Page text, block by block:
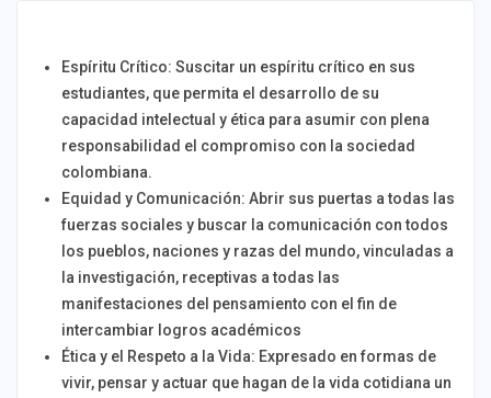
Espíritu Crítico: Suscitar un espíritu crítico en sus
estudiantes, que permita el desarrollo de su
capacidad intelectual y ética para asumir con plena
responsabilidad el compromiso con la sociedad
colombiana.
Equidad y Comunicación: Abrir sus puertas a todas las
fuerzas sociales y buscar la comunicación con todos
los pueblos, naciones y razas del mundo, vinculadas a
la investigación, receptivas a todas las
manifestaciones del pensamiento con el fin de
intercambiar logros académicos
Ética y el Respeto a la Vida: Expresado en formas de
vivir, pensar y actuar que hagan de la vida cotidiana un